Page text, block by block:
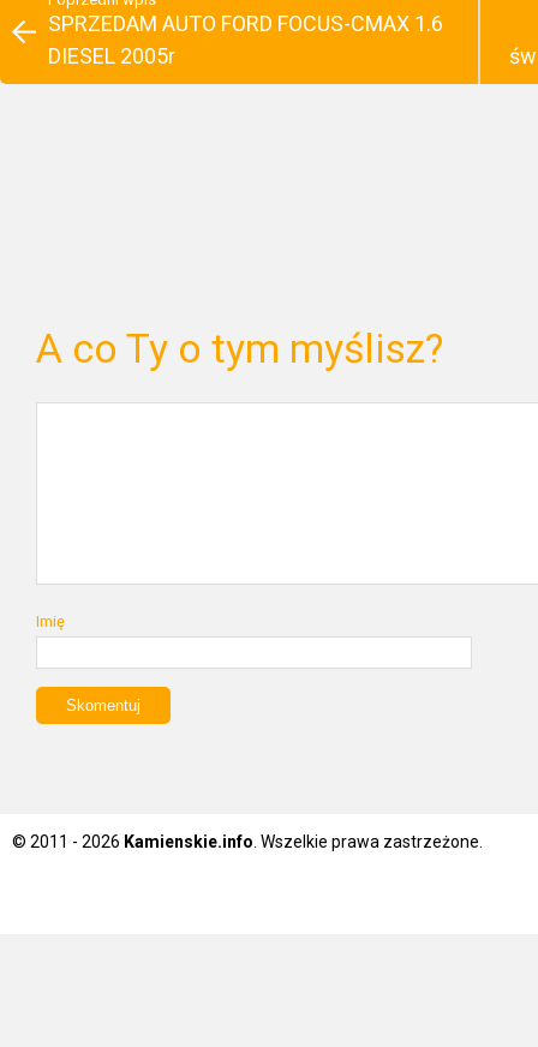
SPRZEDAM AUTO FORD FOCUS-CMAX 1.6
DIESEL 2005r
A co Ty o tym myślisz?
Imię
© 2011 - 2026 Kamienskie.info . Wszelkie prawa zastrzeżone.